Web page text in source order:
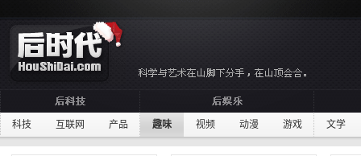
科技 互联网 产品 趣味 视频 动漫 游戏 文学